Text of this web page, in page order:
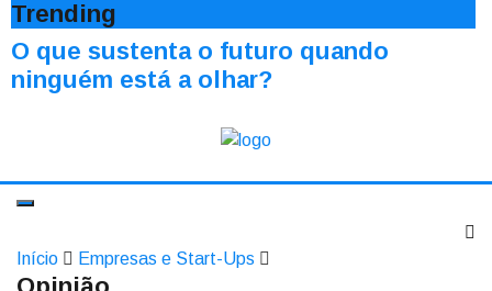
Trending
O que sustenta o futuro quando
ninguém está a olhar?
Início Empresas e Start-Ups